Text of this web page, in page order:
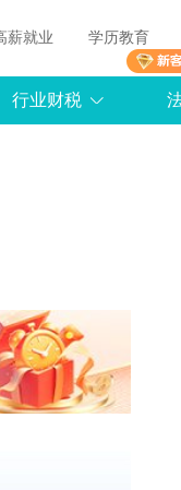
薪就业 学历教育
行业财税